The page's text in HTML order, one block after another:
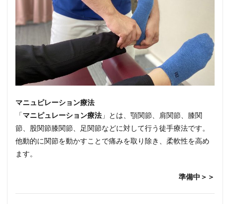
マニュピレーション療法
「マニピュレーション療法 」とは、顎関節、肩関節、膝関
節、股関節膝関節、足関節などに対して行う徒手療法です。
他動的に関節を動かすことで痛みを取り除き、柔軟性を高め
ます。
準備中＞＞